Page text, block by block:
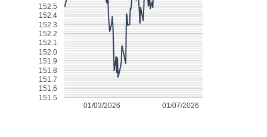
01/03/2026 01/07/2026
151.5
151.6
151.7
151.8
151.9
152.0
152.1
152.2
152.3
152.4
152.5